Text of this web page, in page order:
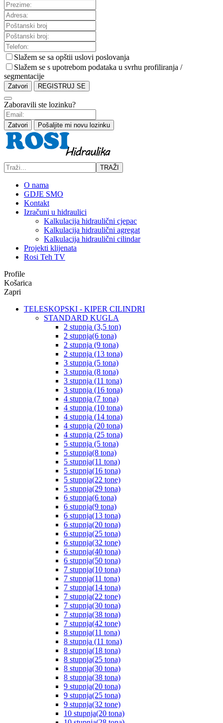
Slažem se sa opštii uslovi poslovanja
Slažem se s upotrebom podataka u svrhu profiliranja /
segmentacije
Zatvori REGISTRUJ SE
Zaboravili ste lozinku?
Zatvori Pošaljite mi novu lozinku
TRAŽI
O nama
GDJE SMO
Kontakt
Izračuni u hidraulici
Kalkulacija hidraulični cjepac
Kalkulacija hidraulični agregat
Kalkulacija hidraulični cilindar
Projekti klijenata
Rosi Teh TV
Profile
Košarica
Zapri
TELESKOPSKI - KIPER CILINDRI
STANDARD KUGLA
2 stupnja (3,5 ton)
2 stupnja(6 tona)
2 stupnja (9 tona)
2 stupnja (13 tona)
3 stupnja (5 tona)
3 stupnja (8 tona)
3 stupnja (11 tona)
3 stupnja (16 tona)
4 stupnja (7 tona)
4 stupnja (10 tona)
4 stupnja (14 tona)
4 stupnja (20 tona)
4 stupnja (25 tona)
5 stupnja (5 tona)
5 stupnja(8 tona)
5 stupnja(11 tona)
5 stupnja(16 tona)
5 stupnja(22 tone)
5 stupnja(29 tona)
6 stupnja(6 tona)
6 stupnja(9 tona)
6 stupnja(13 tona)
6 stupnja(20 tona)
6 stupnja(25 tona)
6 stupnja(32 tone)
6 stupnja(40 tona)
6 stupnja(50 tona)
7 stupnja(10 tona)
7 stupnja(11 tona)
7 stupnja(14 tona)
7 stupnja(22 tone)
7 stupnja(30 tona)
7 stupnja(38 tona)
7 stupnja(42 tone)
8 stupnja(11 tona)
8 stupnja (11 tona)
8 stupnja(18 tona)
8 stupnja(25 tona)
8 stupnja(30 tona)
8 stupnja(38 tona)
9 stupnja(20 tona)
9 stupnja(25 tona)
9 stupnja(32 tone)
10 stupnja(20 tona)